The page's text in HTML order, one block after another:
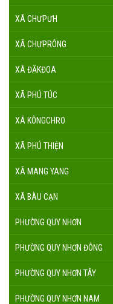
XÃ CHƯPƯH
XÃ CHƯPRÔNG
XÃ ĐĂKĐOA
XÃ PHÚ TÚC
XÃ KÔNGCHRO
XÃ PHÚ THIỆN
XÃ MANG YANG
XÃ BÀU CẠN
PHƯỜNG QUY NHƠN
PHƯỜNG QUY NHƠN ĐÔNG
PHƯỜNG QUY NHƠN TÂY
PHƯỜNG QUY NHƠN NAM